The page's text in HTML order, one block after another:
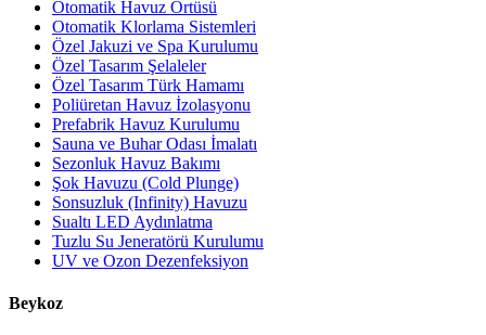
Otomatik Havuz Örtüsü
Otomatik Klorlama Sistemleri
Özel Jakuzi ve Spa Kurulumu
Özel Tasarım Şelaleler
Özel Tasarım Türk Hamamı
Poliüretan Havuz İzolasyonu
Prefabrik Havuz Kurulumu
Sauna ve Buhar Odası İmalatı
Sezonluk Havuz Bakımı
Şok Havuzu (Cold Plunge)
Sonsuzluk (Infinity) Havuzu
Sualtı LED Aydınlatma
Tuzlu Su Jeneratörü Kurulumu
UV ve Ozon Dezenfeksiyon
Beykoz